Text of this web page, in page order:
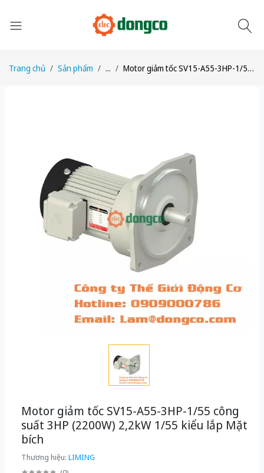
Trang chủ Sản phẩm ... Motor giảm tốc SV15-A55-3HP-1/55 công suất 3HP (2200W) 2,2kW 1/55 kiểu lắp Mặt bích
Motor giảm tốc SV15-A55-3HP-1/55 công
suất 3HP (2200W) 2,2kW 1/55 kiểu lắp Mặt
bích
Thương hiệu: LIMING